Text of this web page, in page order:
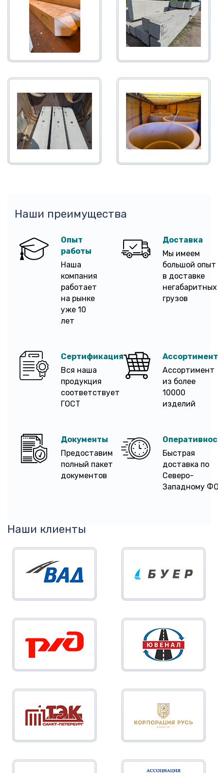
Наши преимущества
Опыт
работы
Наша
компания
работает
на рынке
уже 10
лет
Доставка
Мы имеем
большой опыт
в доставке
негабаритных
грузов
Сертификация
Вся наша
продукция
соответствует
ГОСТ
Ассортимент
Ассортимент
из более
10000
изделий
Документы
Предоставим
полный пакет
документов
Быстрая
доставка по
Северо-
Западному
Наши клиенты